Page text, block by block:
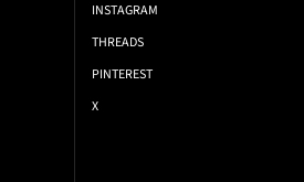
INSTAGRAM
THREADS
PINTEREST
X